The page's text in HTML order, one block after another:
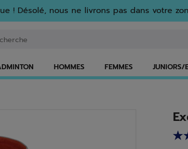
! Désolé, nous ne livrons pas dans votre
HOMMES FEMMES JUNIORS/